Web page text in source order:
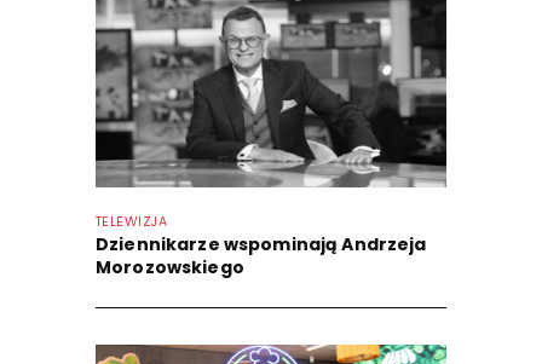
TELEWIZJA
Dziennikarze wspominają Andrzeja
Morozowskiego